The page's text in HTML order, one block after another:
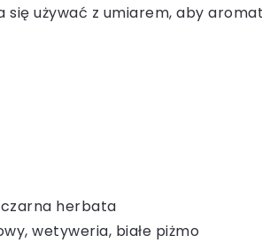
używać z umiarem, aby
czarna herbata
wetyweria, białe piżmo